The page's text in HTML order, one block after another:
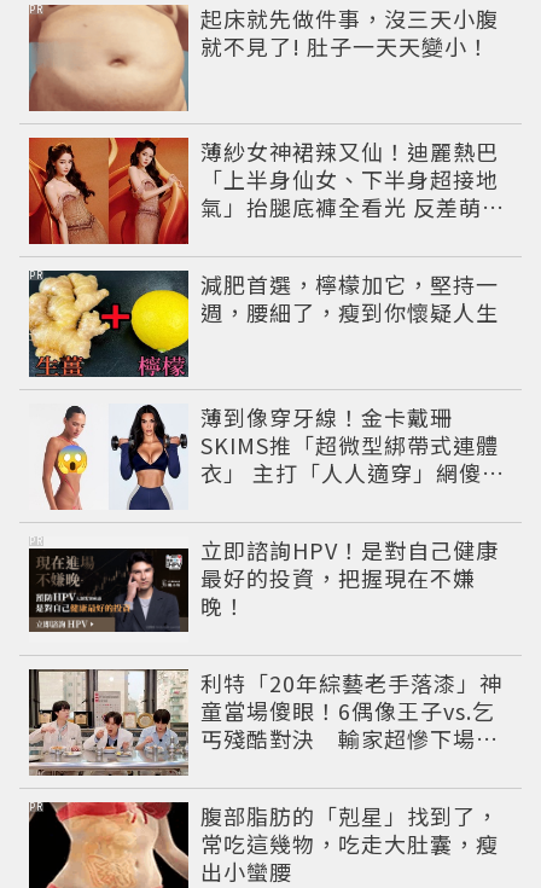
起床就先做件事，沒三天小腹
就不見了! 肚子一天天變小！
PR
薄紗女神裙辣又仙！迪麗熱巴
「上半身仙女、下半身超接地
氣」抬腿底褲全看光 反差萌穿
減肥首選，檸檬加它，堅持一
週，腰細了，瘦到你懷疑人生
PR
薄到像穿牙線！金卡戴珊
SKIMS推「超微型綁帶式連體
衣」 主打「人人適穿」網傻
立即諮詢HPV！是對自己健康
最好的投資，把握現在不嫌
晚！
PR
利特「20年綜藝老手落漆」神
童當場傻眼！6偶像王子vs.乞
丐殘酷對決 輸家超慘下場出
腹部脂肪的「剋星」找到了，
常吃這幾物，吃走大肚囊，瘦
出小蠻腰
PR